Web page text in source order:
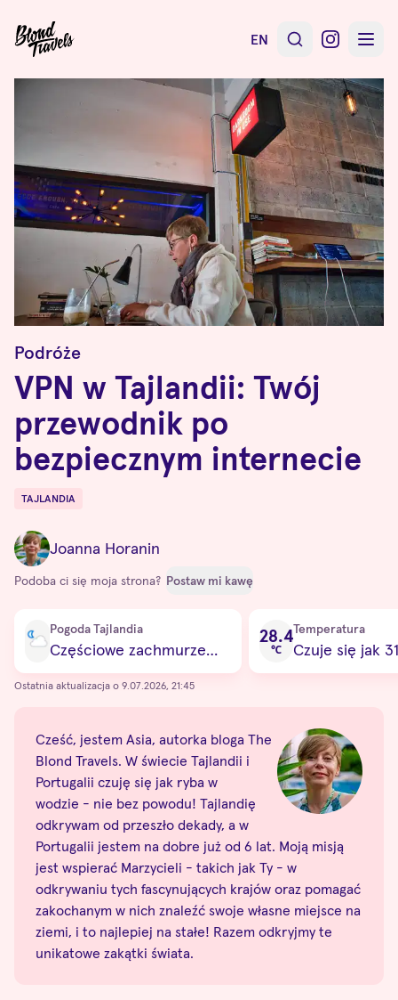
EN
Podróże
VPN w Tajlandii: Twój
przewodnik po
bezpiecznym internecie
Destinations
TAJLANDIA
Joanna Horanin
Podoba ci się moja strona? Postaw mi kawę
Pogoda Tajlandia
Częściowe zachmurzenie
28.4
℃
Temperatura
Czuje się jak
Ostatnia aktualizacja o 9.07.2026, 21:45
Cześć, jestem Asia, autorka bloga The
Blond Travels. W świecie Tajlandii i
Portugalii czuję się jak ryba w
wodzie - nie bez powodu! Tajlandię
odkrywam od przeszło dekady, a w
Portugalii jestem na dobre już od 6 lat. Moją misją
jest wspierać Marzycieli - takich jak Ty - w
odkrywaniu tych fascynujących krajów oraz pomagać
zakochanym w nich znaleźć swoje własne miejsce na
ziemi, i to najlepiej na stałe! Razem odkryjmy te
unikatowe zakątki świata.